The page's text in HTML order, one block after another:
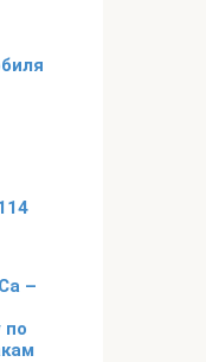
–
по